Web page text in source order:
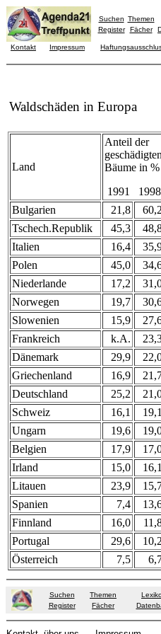
Suchen Themen
Register
Fächer
Kontakt Impressum
Waldschäden in Europa
Land
Anteil der
geschädigten
Bäume in %
1991 1998
Bulgarien
21,8
60,2
Tschech.Republik
45,3
Italien
16,4
Polen
45,0
Niederlande
17,2
Norwegen
19,7
Slowenien
15,9
Frankreich
k.A.
Dänemark
29,9
Griechenland
16,9
Deutschland
25,2
Schweiz
16,1
19,1
Ungarn
19,6
Belgien
17,9
Irland
15,0
16,1
Litauen
23,9
Spanien
7,4
Finnland
16,0
Portugal
29,6
10,2
Österreich
7,5
Suchen Themen
Register
Fächer